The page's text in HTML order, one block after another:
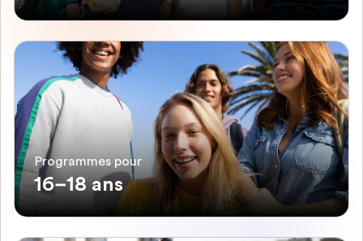
Programmes pour
16–18 ans